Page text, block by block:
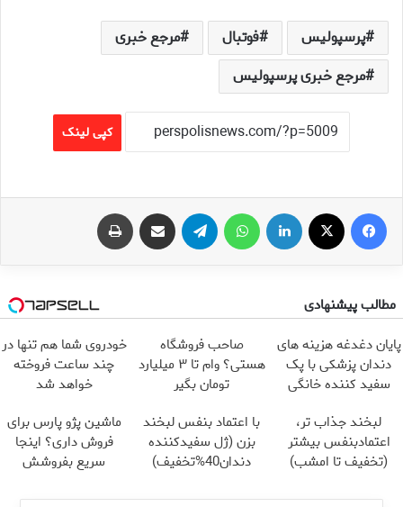
پرسپولیس فوتبال
مرجع خبری
مرجع خبری پرسپولیس
کپی لینک
فیس بوک لینکدین تلگرام اشتراک گذاری از طریق ایمیل
مطالب پیشنهادی
پایان دغدغه هزینه های
دندان پزشکی با پک
سفید کننده خانگی
صاحب فروشگاه
هستی؟ وام تا ۳ میلیارد
تومان بگیر
خودروی شما هم تنها در
چند ساعت فروخته
خواهد شد
لبخند جذاب تر،
اعتمادبنفس بیشتر
(تخفیف تا امشب)
با اعتماد بنفس لبخند
بزن (ژل سفیدکننده
دندان40%تخفیف)
ماشین پژو پارس برای
فروش داری؟ اینجا
سریع بفروشش